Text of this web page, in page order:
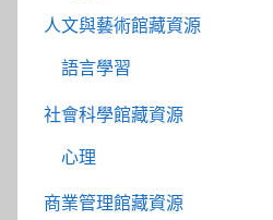
人文與藝術館藏資源
語言學習
社會科學館藏資源
心理
商業管理館藏資源